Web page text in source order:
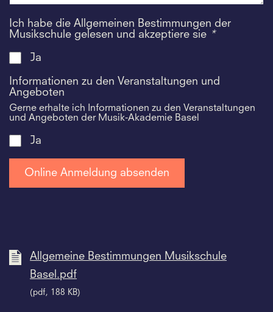
Ich habe die Allgemeinen Bestimmungen der
Musikschule gelesen und akzeptiere sie *
Ja
Informationen zu den Veranstaltungen und
Angeboten
Gerne erhalte ich Informationen zu den Veranstaltungen
und Angeboten der Musik-Akademie Basel
Ja
Allgemeine Bestimmungen Musikschule
Basel.pdf
(pdf, 188 KB)